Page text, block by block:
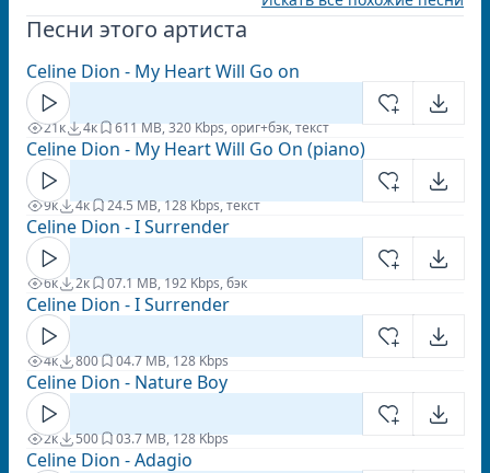
Песни этого артиста
Celine Dion - My Heart Will Go on
21к 4к 611 MB, 320 Kbps, ориг+бэк, текст
Celine Dion - My Heart Will Go On (piano)
9к 4к 24.5 MB, 128 Kbps, текст
Celine Dion - I Surrender
6к 2к 07.1 MB, 192 Kbps, бэк
Celine Dion - I Surrender
4к 800 04.7 MB, 128 Kbps
Celine Dion - Nature Boy
2к 500 03.7 MB, 128 Kbps
Celine Dion - Adagio